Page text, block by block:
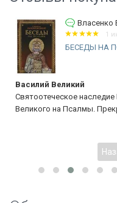
Власенко
1
БЕСЕДЫ НА
Василий Великий
Святоотеческое
Великого на Псалмы.